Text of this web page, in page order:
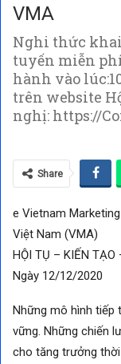
VMA
Nghi thức
tuyến miễn
hành vào
trên website
nghị: https://
Share
e Vietnam
Việt Nam (VMA)
HỘI TỤ – KIẾN TẠO
Ngày 12/12/2020
Những mô hình tiếp
vững. Những chiến
cho tăng trưởng